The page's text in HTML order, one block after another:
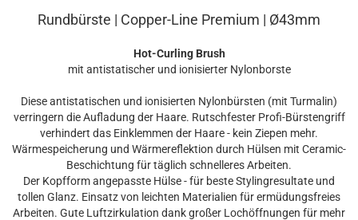
Rundbürste | Copper-Line Premium | Ø43mm
Hot-Curling Brush
mit antistatischer und ionisierter Nylonborste
Diese antistatischen und ionisierten Nylonbürsten (mit Turmalin)
verringern die Aufladung der Haare. Rutschfester Profi-Bürstengriff
verhindert das Einklemmen der Haare - kein Ziepen mehr.
Wärmespeicherung und Wärmereflektion durch Hülsen mit Ceramic-
Beschichtung für täglich schnelleres Arbeiten.
Der Kopfform angepasste Hülse - für beste Stylingresultate und
tollen Glanz. Einsatz von leichten Materialien für ermüdungsfreies
Arbeiten. Gute Luftzirkulation dank großer Lochöffnungen für mehr